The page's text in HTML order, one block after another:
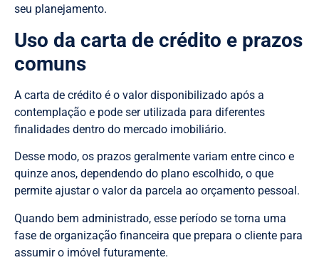
seu planejamento.
Uso da carta de crédito e prazos
comuns
A carta de crédito é o valor disponibilizado após a
contemplação e pode ser utilizada para diferentes
finalidades dentro do mercado imobiliário.
Desse modo, os prazos geralmente variam entre cinco e
quinze anos, dependendo do plano escolhido, o que
permite ajustar o valor da parcela ao orçamento pessoal.
Quando bem administrado, esse período se torna uma
fase de organização financeira que prepara o cliente para
assumir o imóvel futuramente.